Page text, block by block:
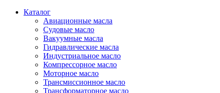
Каталог
Авиационные масла
Судовые масло
Вакуумные масла
Гидравлические масла
Индустриальное масло
Компрессорное масло
Моторное масло
Трансмиссионное масло
Трансформаторное масло